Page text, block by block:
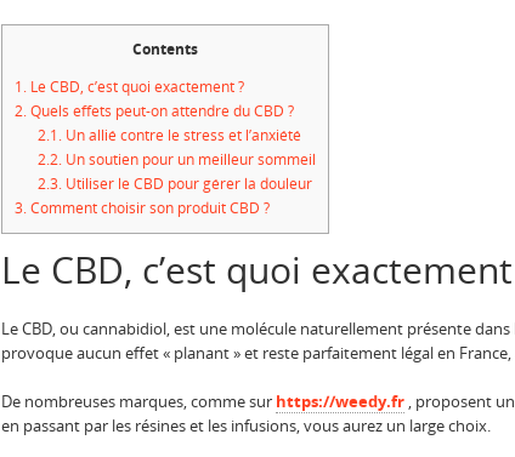
Contents
1. Le CBD, c’est quoi exactement ?
2.Quels effets peut-on attendre du CBD ?
2.1.Un allié contre le stress et l’anxiété
2.2.Un soutien pour un meilleur sommeil
2.3.Utiliser le CBD pour gérer la douleur
3.Comment choisir son produit CBD ?
Le CBD, c’est quoi
Le CBD, ou cannabidiol, est une molécule naturellement présente
provoque aucun effet « planant » et reste parfaitement légal en
De nombreuses marques, comme sur https://weedy.fr , proposent
en passant par les résines et les infusions, vous aurez un large choix.